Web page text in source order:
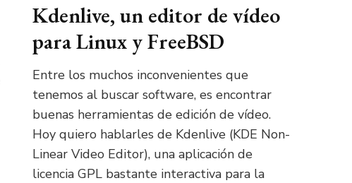
Kdenlive, un editor de vídeo
para Linux y FreeBSD
Entre los muchos inconvenientes que
tenemos al buscar software, es encontrar
buenas herramientas de edición de vídeo.
Hoy quiero hablarles de Kdenlive (KDE Non-
Linear Video Editor), una aplicación de
licencia GPL bastante interactiva para la